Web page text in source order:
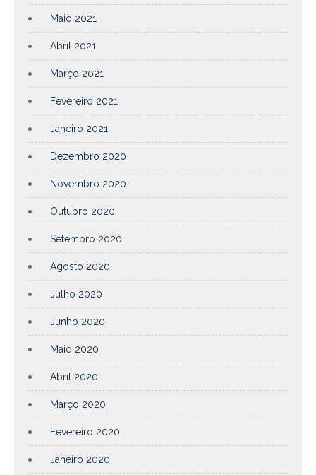
Maio 2021
Abril 2021
Março 2021
Fevereiro 2021
Janeiro 2021
Dezembro 2020
Novembro 2020
Outubro 2020
Setembro 2020
Agosto 2020
Julho 2020
Junho 2020
Maio 2020
Abril 2020
Março 2020
Fevereiro 2020
Janeiro 2020